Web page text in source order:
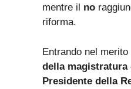
mentre il no
riforma.
Entrando nel
della magistratura
Presidente della